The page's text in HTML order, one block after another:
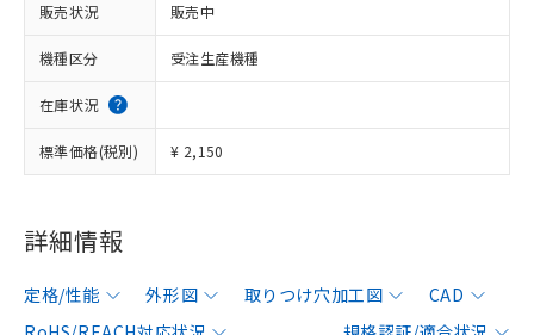
販売状況 販売中
機種区分 受注生産機種
在庫状況
標準価格(税別) ¥ 2,150
詳細情報
定格/性能 外形図 取りつけ穴加工図
CAD